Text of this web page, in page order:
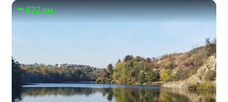
422 км